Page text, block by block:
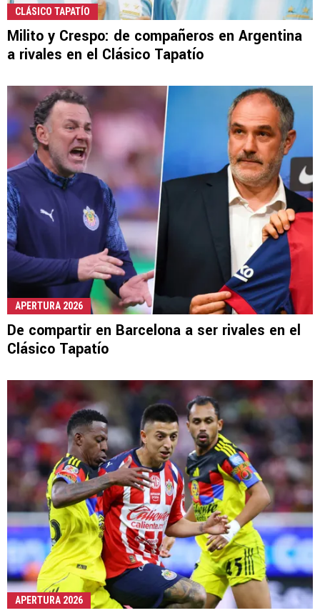
CLÁSICO TAPATÍO
Milito y Crespo: de compañeros en Argentina
a rivales en el Clásico Tapatío
APERTURA 2026
De compartir en Barcelona a ser rivales en el
Clásico Tapatío
APERTURA 2026